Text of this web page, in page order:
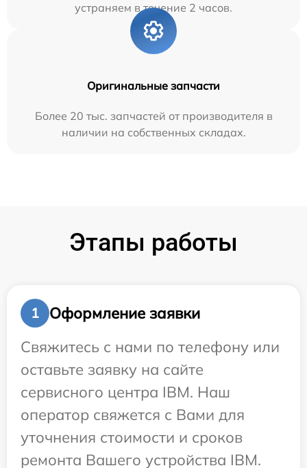
устраняем в течение 2 часов.
Оригинальные запчасти
Более 20 тыс. запчастей от производителя в
наличии на собственных складах.
Этапы работы
1
Оформление заявки
Свяжитесь с нами по телефону или
оставьте заявку на сайте
сервисного центра IBM. Наш
оператор свяжется с Вами для
уточнения стоимости и сроков
ремонта Вашего устройства IBM.